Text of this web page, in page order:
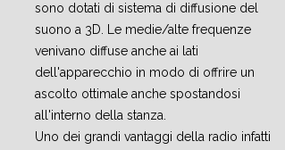
sono dotati di sistema di diffusione del
suono a 3D. Le medie/alte frequenze
venivano diffuse anche ai lati
dell'apparecchio in modo di offrire un
ascolto ottimale anche spostandosi
all'interno della stanza.
Uno dei grandi vantaggi della radio infatti